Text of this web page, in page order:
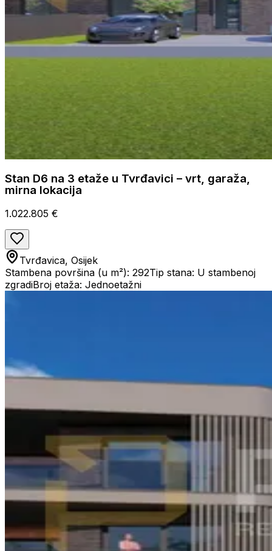
Stan D6 na 3 etaže u Tvrđavici – vrt, garaža,
mirna lokacija
1.022.805 €
Tvrđavica, Osijek
Stambena površina (u m²): 292Tip stana: U stambenoj
zgradiBroj etaža: Jednoetažni